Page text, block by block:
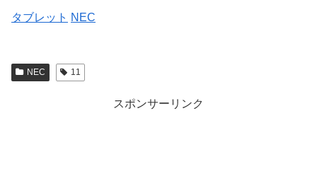
タブレット NEC
NEC 11
スポンサーリンク